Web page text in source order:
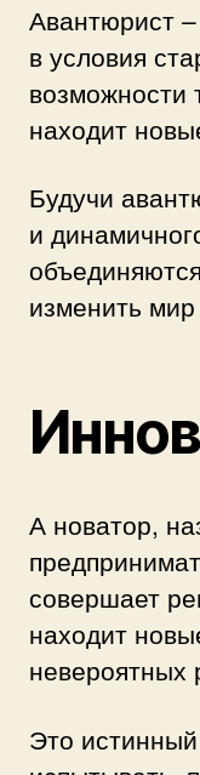
Авантюрист
в условия
возможности
находит
Будучи
и
изменить
А новатор,
совершает
находит
невероятных
Это